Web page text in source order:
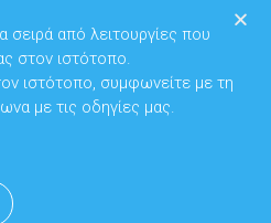
Ψηφιακής Διακυβέρνησης
σειρά από λειτουργίες που
στον ιστότοπο.
ιστότοπο, συμφωνείτε με τη
με τις οδηγίες μας.